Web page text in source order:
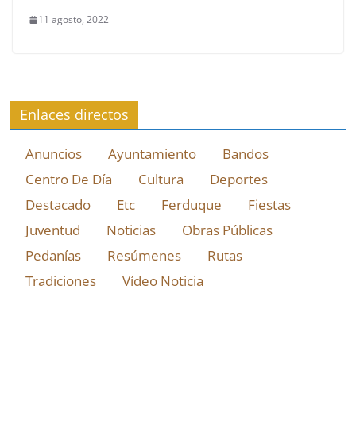
11 agosto, 2022
Enlaces directos
Anuncios Ayuntamiento
Bandos
Centro De Día
Cultura
Deportes
Destacado
Etc Ferduque
Fiestas
Juventud
Noticias
Obras Públicas
Pedanías
Resúmenes
Rutas
Tradiciones
Vídeo Noticia